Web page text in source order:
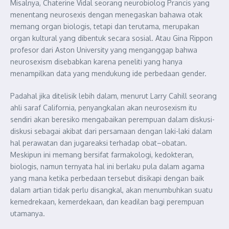
Misalnya, Chaterine Vidal seorang neurobiolog Prancis yang
menentang neurosexis dengan menegaskan bahawa otak
memang organ biologis,tetapi dan terutama, merupakan
organ kultural yang dibentuk secara sosial. Atau Gina Rippon
profesor dari Aston University yang menganggap bahwa
neurosexism disebabkan karena peneliti yang hanya
menampilkan data yang mendukung ide perbedaan gender.
Padahal jika ditelisik lebih dalam, menurut Larry Cahill seorang
ahli saraf California, penyangkalan akan neurosexism itu
sendiri akan beresiko mengabaikan perempuan dalam diskusi-
diskusi sebagai akibat dari persamaan dengan laki-laki dalam
hal perawatan dan jugareaksi terhadap obat–obatan.
Meskipun ini memang bersifat farmakologi, kedokteran,
biologis, namun ternyata hal ini berlaku pula dalam agama
yang mana ketika perbedaan tersebut disikapi dengan baik
dalam artian tidak perlu disangkal, akan menumbuhkan suatu
kemedrekaan, kemerdekaan, dan keadilan bagi perempuan
utamanya.